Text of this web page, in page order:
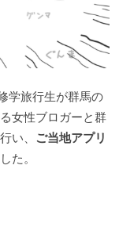
学旅行生が群馬の
女性ブロガーと群
い、 ご当地アプリ
た。